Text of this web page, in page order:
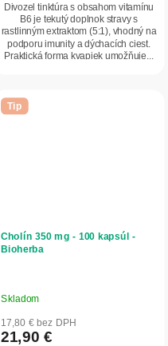
Divozel tinktúra s obsahom vitamínu
B6 je tekutý doplnok stravy s
rastlinným extraktom (5:1), vhodný na
podporu imunity a dýchacích ciest.
Praktická forma kvapiek umožňuje...
Tip
Cholín 350 mg - 100 kapsúl -
Bioherba
Skladom
17,80 € bez DPH
21,90 €